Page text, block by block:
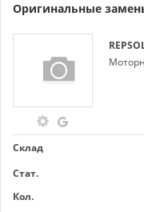
Оригинальные
Склад
Стат.
Кол.